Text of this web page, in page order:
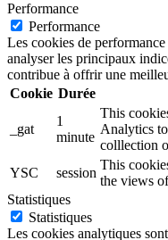
Performance
Performance
Les cookies de
analyser les principaux
contribue à offrir une
Cookie Durée
_gat
1
minute
This
Analytics
colllection
YSC
session
This
the views
Statistiques
Statistiques
Les cookies analytiques